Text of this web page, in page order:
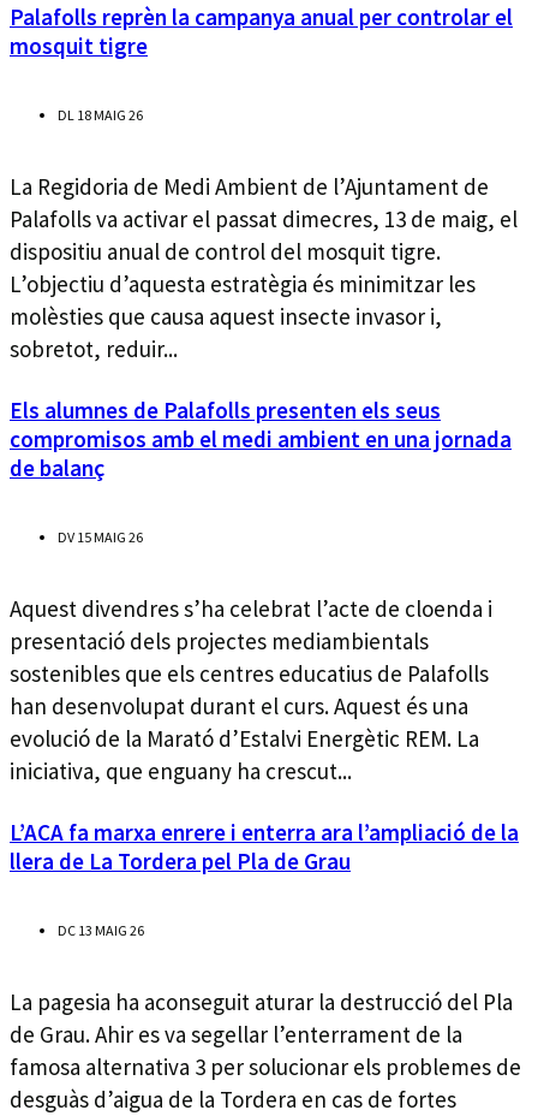
Palafolls reprèn la campanya anual per controlar el
mosquit tigre
DL 18 MAIG 26
La Regidoria de Medi Ambient de l’Ajuntament de
Palafolls va activar el passat dimecres, 13 de maig, el
dispositiu anual de control del mosquit tigre.
L’objectiu d’aquesta estratègia és minimitzar les
molèsties que causa aquest insecte invasor i,
sobretot, reduir...
Els alumnes de Palafolls presenten els seus
compromisos amb el medi ambient en una jornada
de balanç
DV 15 MAIG 26
Aquest divendres s’ha celebrat l’acte de cloenda i
presentació dels projectes mediambientals
sostenibles que els centres educatius de Palafolls
han desenvolupat durant el curs. Aquest és una
evolució de la Marató d’Estalvi Energètic REM. La
iniciativa, que enguany ha crescut...
L’ACA fa marxa enrere i enterra ara l’ampliació de la
llera de La Tordera pel Pla de Grau
DC 13 MAIG 26
La pagesia ha aconseguit aturar la destrucció del Pla
de Grau. Ahir es va segellar l’enterrament de la
famosa alternativa 3 per solucionar els problemes de
desguàs d’aigua de la Tordera en cas de fortes